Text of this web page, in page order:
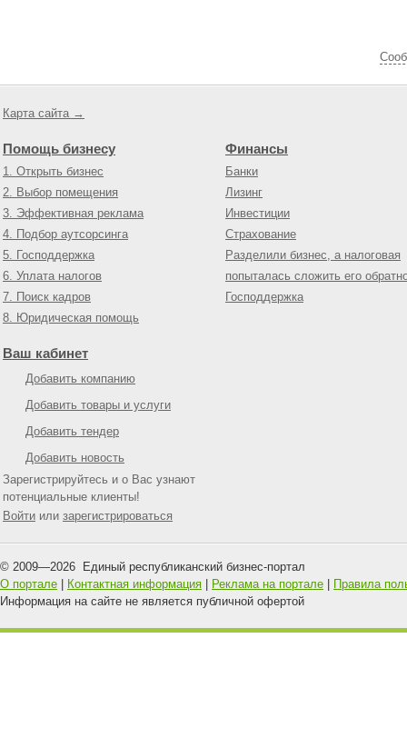
Карта сайта →
Помощь бизнесу
1. Открыть бизнес
2. Выбор помещения
3. Эффективная реклама
4. Подбор аутсорсинга
5. Господдержка
6. Уплата налогов
7. Поиск кадров
8. Юридическая помощь
Финансы
Банки
Лизинг
Инвестиции
Страхование
Разделили бизнес, а налоговая
попыталась сложить его
Господдержка
Ваш кабинет
Добавить компанию
Добавить товары и услуги
Добавить тендер
Добавить новость
Зарегистрируйтесь и о Вас узнают
потенциальные клиенты!
Войти или зарегистрироваться
© 2009—2026 Единый республиканский бизнес-портал
О портале
Контактная информация Реклама на портале
Правила
Информация на сайте не является публичной офертой